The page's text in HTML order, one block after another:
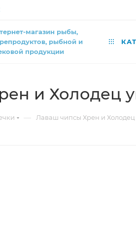
магазин рыбы,
рыбной и
продукции
и Холодец
— Лаваш чипсы Хрен и Холодец